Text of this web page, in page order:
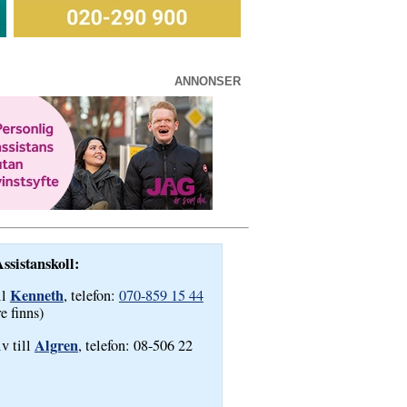
ANNONSER
Kenneth, telefon: 070-859 15 44
finns)
till Algren, telefon: 08-506 22